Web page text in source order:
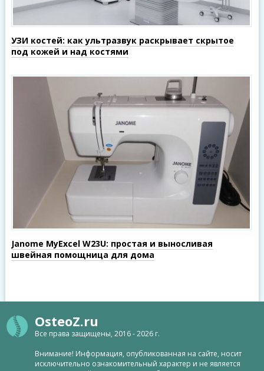
УЗИ костей: как ультразвук раскрывает скрытое
под кожей и над костями
Janome MyExcel W23U: простая и выносливая
швейная помощница для дома
OsteoZ.ru
Все права защищены, 2016 - 2026 г.
Внимание! Информация, опубликованная на сайте, носит
исключительно ознакомительный характер и не является